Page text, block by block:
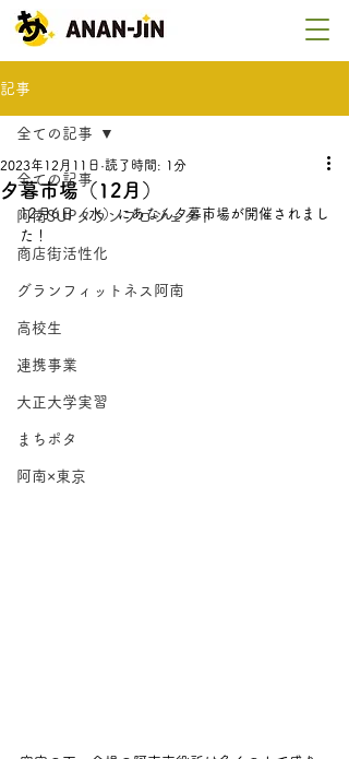
記事
全ての記事
阿南SUPタウンプロジェクト
商店街活性化
グランフィットネス阿南
高校生
連携事業
大正大学実習
まちポタ
阿南×東京
全ての記事
夕暮市場（12月）
2023年12月11日 読了時間: 1分
12月6日（水）にあなん夕暮市場が開催されまし
た！